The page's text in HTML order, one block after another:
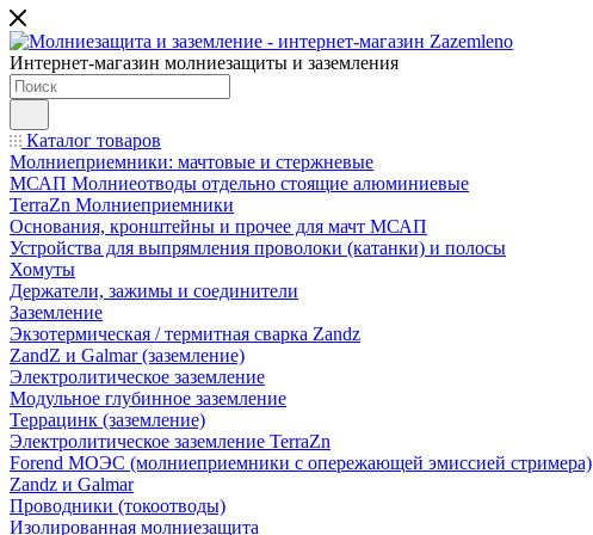
Интернет-магазин молниезащиты и заземления
Каталог товаров
Молниеприемники: мачтовые и стержневые
МСАП Молниеотводы отдельно стоящие алюминиевые
TerraZn Молниеприемники
Основания, кронштейны и прочее для мачт МСАП
Устройства для выпрямления проволоки (катанки) и полосы
Хомуты
Держатели, зажимы и соединители
Заземление
Экзотермическая / термитная сварка Zandz
ZandZ и Galmar (заземление)
Электролитическое заземление
Модульное глубинное заземление
Террацинк (заземление)
Электролитическое заземление TerraZn
Forend МОЭС (молниеприемники с опережающей эмиссией стримера)
Zandz и Galmar
Проводники (токоотводы)
Изолированная молниезащита